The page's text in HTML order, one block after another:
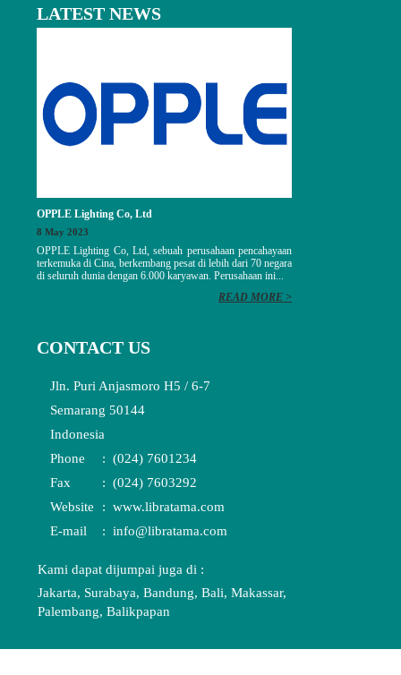
LATEST NEWS
OPPLE Lighting Co, Ltd
8 May 2023
OPPLE Lighting Co, Ltd, sebuah perusahaan pencahayaan
terkemuka di Cina, berkembang pesat di lebih dari 70 negara
di seluruh dunia dengan 6.000 karyawan. Perusahaan ini...
READ MORE >
CONTACT US
Jln. Puri Anjasmoro H5 / 6-7
Semarang 50144
Indonesia
Phone
: (024) 7601234
Fax
: (024) 7603292
Website
: www.libratama.com
E-mail
: info@libratama.com
Kami dapat dijumpai juga di :
Jakarta, Surabaya, Bandung, Bali, Makassar,
Palembang, Balikpapan